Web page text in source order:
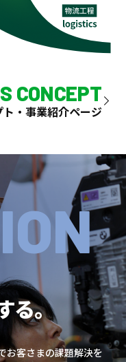
CONCEPT
・事業紹介ページ
る。
お客さまの課題解決を